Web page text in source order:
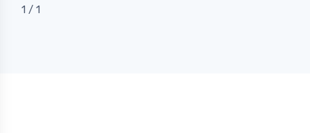
1 / 1